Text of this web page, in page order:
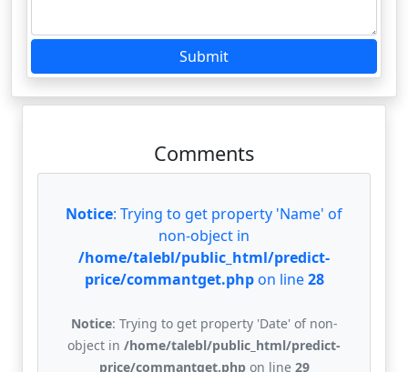
Submit
Comments
Notice: Trying to get property 'Name' of
non-object in
/home/talebl/public_html/predict-
price/commantget.phpon line28
Notice: Trying to get property 'Date' of non-
object in /home/talebl/public_html/predict-
price/commantget.phpon line 29